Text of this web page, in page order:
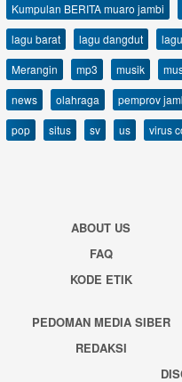
Kumpulan BERITA muaro jambi
lagu barat
lagu dangdut
Merangin
mp3 musik
news
olahraga pemprov
pop
situs sv us virus
ABOUT US
FAQ
KODE ETIK
PEDOMAN MEDIA SIBER
REDAKSI